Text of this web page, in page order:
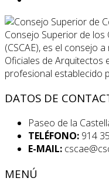
Consejo Superior de los
(CSCAE), es el consejo
Oficiales de Arquitectos
profesional establecido
DATOS DE
Paseo de la
TELÉFONO: 914
E-MAIL:
MENÚ